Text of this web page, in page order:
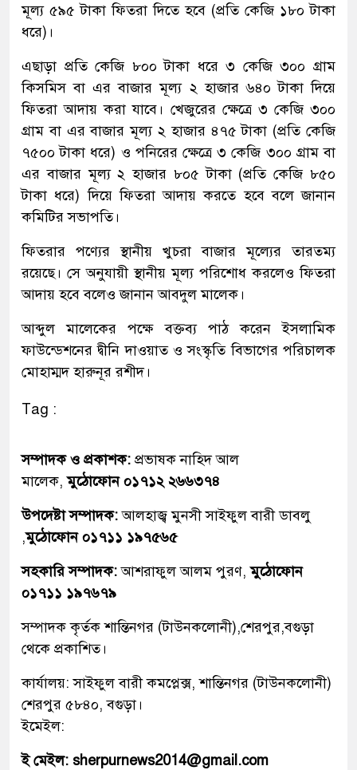
মূল্য ৫৯৫ টাকা ফিতরা দিতে হবে (প্রতি কেজি ১৮০ টাকা
ধরে)।
এছাড়া প্রতি কেজি ৮০০ টাকা ধরে ৩ কেজি ৩০০ গ্রাম
কিসমিস বা এর বাজার মূল্য ২ হাজার ৬৪০ টাকা দিয়ে
ফিতরা আদায় করা যাবে। খেজুরের ক্ষেত্রে ৩ কেজি ৩০০
গ্রাম বা এর বাজার মূল্য ২ হাজার ৪৭৫ টাকা (প্রতি কেজি
৭৫০০ টাকা ধরে) ও পনিরের ক্ষেত্রে ৩ কেজি ৩০০ গ্রাম বা
এর বাজার মূল্য ২ হাজার ৮০৫ টাকা (প্রতি কেজি ৮৫০
টাকা ধরে) দিয়ে ফিতরা আদায় করতে হবে বলে জানান
কমিটির সভাপতি।
ফিতরার পণ্যের স্থানীয় খুচরা বাজার মূল্যের তারতম্য
রয়েছে। সে অনুযায়ী স্থানীয় মূল্য পরিশোধ করলেও ফিতরা
আদায় হবে বলেও জানান আবদুল মালেক।
আব্দুল মালেকের পক্ষে বক্তব্য পাঠ করেন ইসলামিক
ফাউন্ডেশনের দ্বীনি দাওয়াত ও সংস্কৃতি বিভাগের পরিচালক
মোহাম্মদ হারুনূর রশীদ।
Tag :
সম্পাদক ও প্রকাশক: প্রভাষক নাহিদ আল
মালেক,মুঠোফোন ০১৭১২ ২৬৬৩৭৪
উপদেষ্টা সম্পাদক:আলহাজ্ব মুনসী সাইফুল বারী ডাবলু
,মুঠোফোন ০১৭১১ ১৯৭৫৬৫
সহকারি সম্পাদক:আশরাফুল আলম পুরণ,মুঠোফোন
০১৭১১ ১৯৭৬৭৯
সম্পাদক কৃর্তক শান্তিনগর (টাউনকলোনী),শেরপুর,বগুড়া
থেকে প্রকাশিত।
কার্যালয়: সাইফুল বারী কমপ্লেক্স, শান্তিনগর (টাউনকলোনী)
শেরপুর ৫৮৪০, বগুড়া।
ইমেইল:
ই মেইল: sherpurnews2014@gmail.com